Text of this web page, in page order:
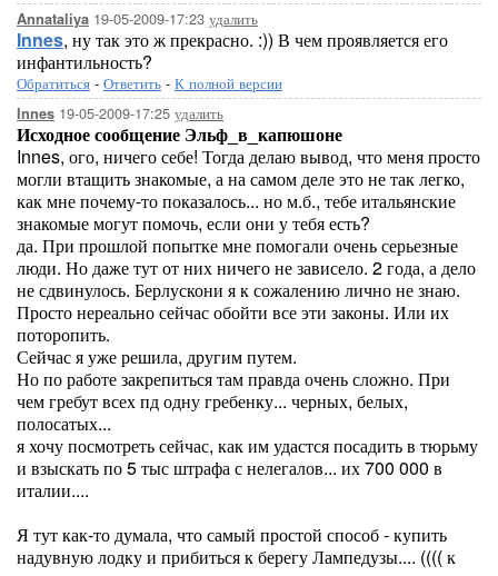
Annataliya 19-05-2009-17:23 удалить
Innes, ну так это ж прекрасно. :)) В чем проявляется его
инфантильность?
Обратиться - Ответить - К полной версии
Innes 19-05-2009-17:25 удалить
Исходное сообщение Эльф_в_капюшоне
Innes, ого, ничего себе! Тогда делаю вывод, что меня просто
могли втащить знакомые, а на самом деле это не так легко,
как мне почему-то показалось... но м.б., тебе итальянские
знакомые могут помочь, если они у тебя есть?
да. При прошлой попытке мне помогали очень серьезные
люди. Но даже тут от них ничего не зависело. 2 года, а дело
не сдвинулось. Берлускони я к сожалению лично не знаю.
Просто нереально сейчас обойти все эти законы. Или их
поторопить.
Сейчас я уже решила, другим путем.
Но по работе закрепиться там правда очень сложно. При
чем гребут всех пд одну гребенку... черных, белых,
полосатых...
я хочу посмотреть сейчас, как им удастся посадить в тюрьму
и взыскать по 5 тыс штрафа с нелегалов... их 700 000 в
италии....
Я тут как-то думала, что самый простой способ - купить
надувную лодку и прибиться к берегу Лампедузы.... (((( к